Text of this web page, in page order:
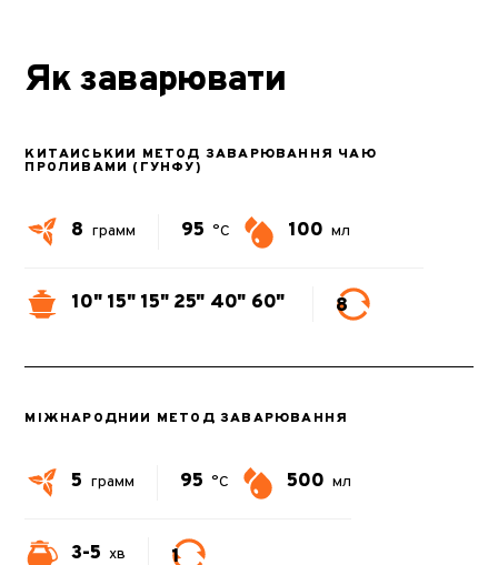
Як заварювати
КИТАЙСЬКИЙ МЕТОД ЗАВАРЮВАННЯ ЧАЮ
ПРОЛИВАМИ (ГУНФУ)
8 грамм 95 °C 100 мл
10" 15" 15" 25" 40" 60" 8
МІЖНАРОДНИЙ МЕТОД ЗАВАРЮВАННЯ
5 грамм 95 °C 500 мл
3-5 хв 1